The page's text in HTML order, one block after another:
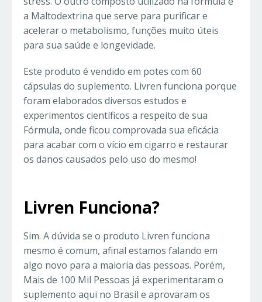
a Maltodextrina que serve para purificar e
acelerar o metabolismo, funções muito úteis
para sua saúde e longevidade.
Este produto é vendido em potes com 60
cápsulas do suplemento. Livren funciona porque
foram elaborados diversos estudos e
experimentos científicos a respeito de sua
Fórmula, onde ficou comprovada sua eficácia
para acabar com o vício em cigarro e restaurar
os danos causados pelo uso do mesmo!
Livren Funciona?
Sim. A dúvida se o produto Livren funciona
mesmo é comum, afinal estamos falando em
algo novo para a maioria das pessoas. Porém,
Mais de 100 Mil Pessoas já experimentaram o
suplemento aqui no Brasil e aprovaram os